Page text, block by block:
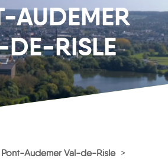
AUDEMER
DE-RISLE
Pont-Audemer Val-de-Risle